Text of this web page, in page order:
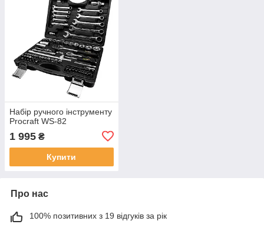
Набір ручного інструменту
Procraft WS-82
1 995 ₴
Купити
Про нас
100% позитивних з 19 відгуків за рік